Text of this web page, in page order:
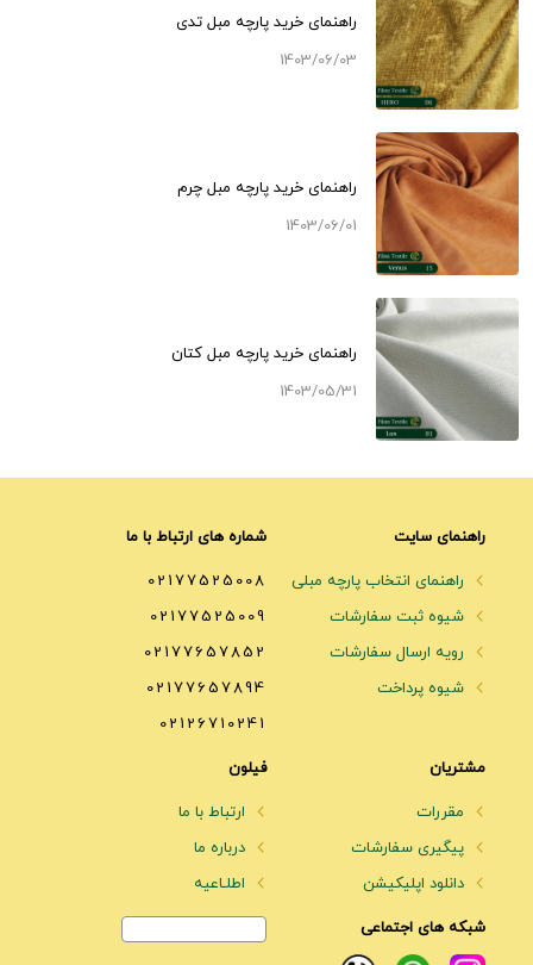
راهنمای خرید پارچه مبل تدی
1403/06/03
راهنمای خرید پارچه مبل چرم
1403/06/01
راهنمای خرید پارچه مبل کتان
1403/05/31
راهنمای سایت
راهنمای انتخاب پارچه مبلی
شیوه ثبت سفارشات
رویه ارسال سفارشات
شیوه پرداخت
شماره های ارتباط با ما
02177525008
02177525009
02177657852
02177657894
02126710241
مشتریان
مقررات
پیگیری سفارشات
دانلود اپلیکیشن
فیلون
ارتباط با ما
درباره ما
اطلـاعیه
شبکه های اجتماعی